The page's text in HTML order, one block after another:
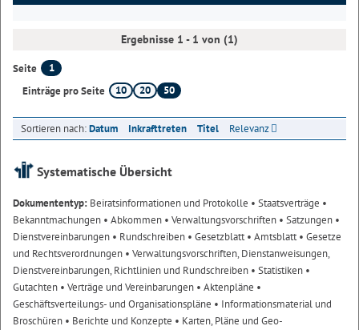
Ergebnisse 1 - 1 von (1)
Seite
1
Einträge pro Seite
10 20 50
Sortieren nach:Datum Inkrafttreten Titel Relevanz
Systematische Übersicht
Dokumententyp: Beiratsinformationen und Protokolle • Staatsverträge •
Bekanntmachungen • Abkommen • Verwaltungsvorschriften • Satzungen •
Dienstvereinbarungen • Rundschreiben • Gesetzblatt• Amtsblatt• Gesetze
und Rechtsverordnungen • Verwaltungsvorschriften, Dienstanweisungen,
Dienstvereinbarungen, Richtlinien und Rundschreiben • Statistiken •
Gutachten • Verträge und Vereinbarungen • Aktenpläne •
Geschäftsverteilungs- und Organisationspläne • Informationsmaterial und
Broschüren • Berichte und Konzepte • Karten, Pläne und Geo-